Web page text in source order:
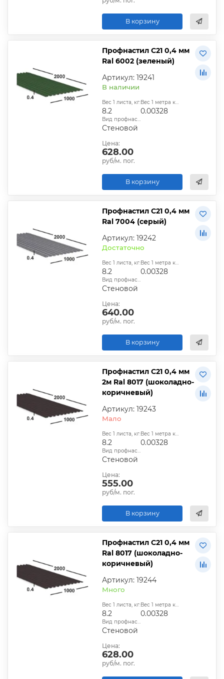
В корзину
Профнастил С21 0,4 мм
Ral 6002 (зеленый)
Артикул: 19241
В наличии
Вес 1 листа, кг:
8.2
Вес 1 метра квадратного, т:
0.00328
Вид профнастила:
Стеновой
Цена:
628.00
руб/м. пог.
В корзину
Профнастил С21 0,4 мм
Ral 7004 (серый)
Артикул: 19242
Достаточно
Вес 1 листа, кг:
8.2
Вес 1 метра квадратного, т:
0.00328
Вид профнастила:
Стеновой
Цена:
640.00
руб/м. пог.
В корзину
Профнастил С21 0,4 мм
2м Ral 8017 (шоколадно-
коричневый)
Артикул: 19243
Мало
Вес 1 листа, кг:
8.2
Вес 1 метра квадратного, т:
0.00328
Вид профнастила:
Стеновой
Цена:
555.00
руб/м. пог.
В корзину
Профнастил С21 0,4 мм
Ral 8017 (шоколадно-
коричневый)
Артикул: 19244
Много
Вес 1 листа, кг:
8.2
Вес 1 метра квадратного, т:
0.00328
Вид профнастила:
Стеновой
Цена:
628.00
руб/м. пог.